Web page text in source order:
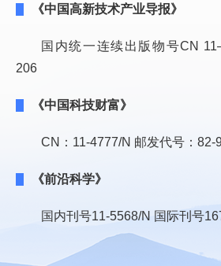
《中国高新技术产业导报》
国内统一连续出版物号CN
206
《中国科技财富》
CN：11-4777/N 邮发代号：82-
《前沿科学》
国内刊号11-5568/N 国际刊号